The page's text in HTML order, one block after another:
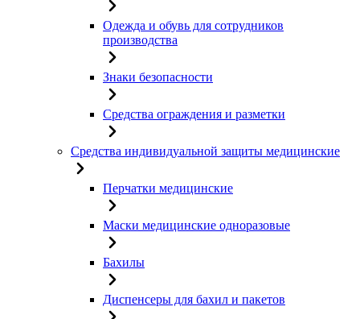
Одежда и обувь для сотрудников
производства
Знаки безопасности
Средства ограждения и разметки
Средства индивидуальной защиты медицинские
Перчатки медицинские
Маски медицинские одноразовые
Бахилы
Диспенсеры для бахил и пакетов